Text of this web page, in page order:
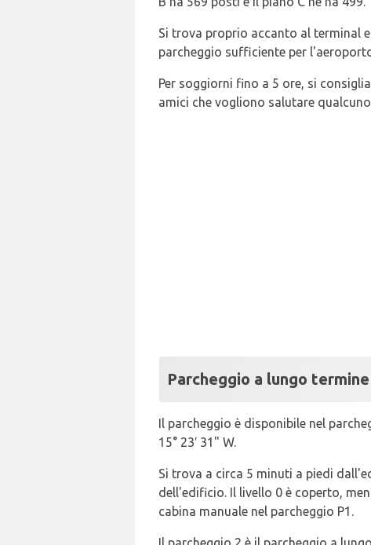
Si trova proprio accanto al terminal
parcheggio sufficiente per
Per soggiorni fino a 5 ore, si
amici che vogliono salutare
Parcheggio a lungo
Il parcheggio è disponibile nel
15° 23′ 31" W.
Si trova a circa 5 minuti a piedi
dell'edificio. Il livello 0 è coperto,
cabina manuale nel parcheggio P1.